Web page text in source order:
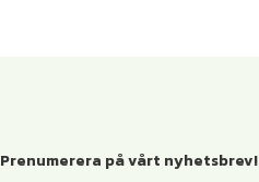
Prenumerera på vårt nyhetsbrev!